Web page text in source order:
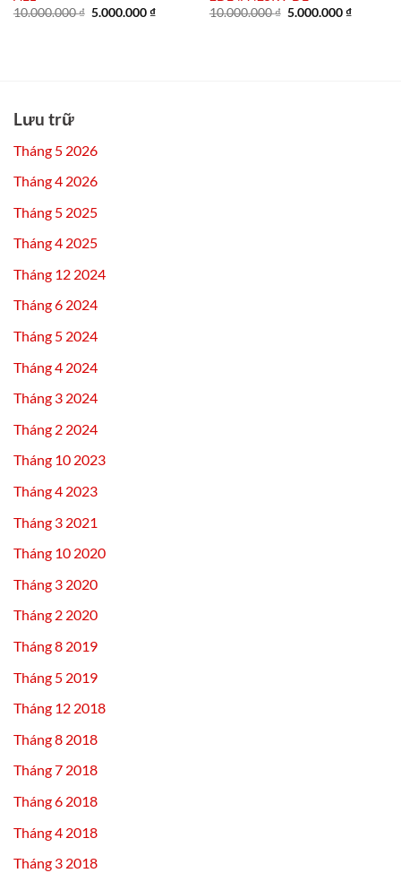
10.000.000₫ Giá
5.000.000₫Giá
10.000.000₫ Giá
5.000.000₫Giá
Lưu trữ
Tháng 5 2026
Tháng 4 2026
Tháng 5 2025
Tháng 4 2025
Tháng 12 2024
Tháng 6 2024
Tháng 5 2024
Tháng 4 2024
Tháng 3 2024
Tháng 2 2024
Tháng 10 2023
Tháng 4 2023
Tháng 3 2021
Tháng 10 2020
Tháng 3 2020
Tháng 2 2020
Tháng 8 2019
Tháng 5 2019
Tháng 12 2018
Tháng 8 2018
Tháng 7 2018
Tháng 6 2018
Tháng 4 2018
Tháng 3 2018